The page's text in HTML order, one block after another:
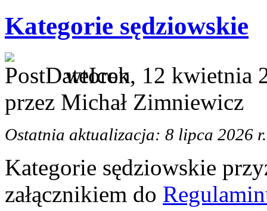
Kategorie sędziowskie
wtorek, 12 kwietnia
przez Michał Zimniewicz
Ostatnia aktualizacja: 8 lipca 2026 r.
Kategorie sędziowskie
załącznikiem do